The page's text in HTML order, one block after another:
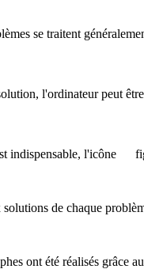
se traitent
l'ordinateur peut
indispensable, l'icône
de chaque
ont été réalisés grâce